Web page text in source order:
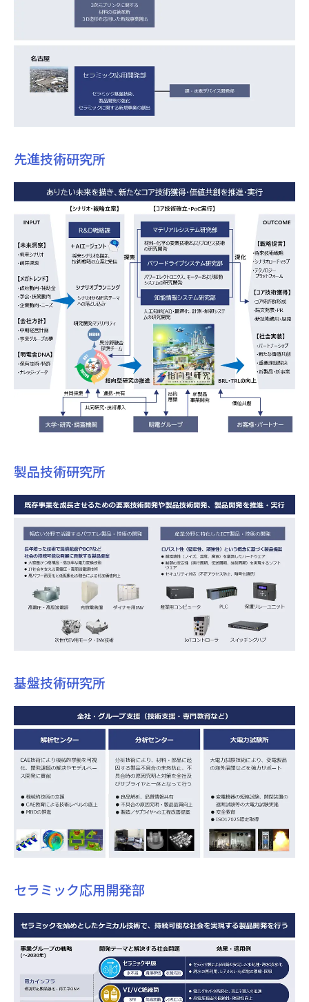
先進技術研究所
製品技術研究所
基盤技術研究所
セラミック応用開発部